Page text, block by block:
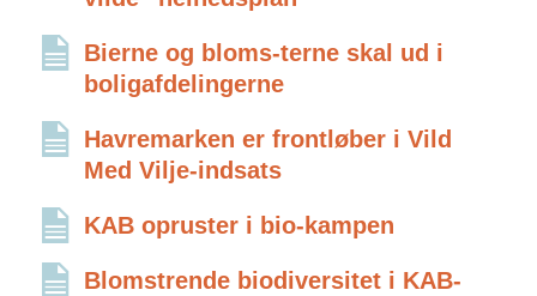
Bierne og bloms-terne skal ud i
boligafdelingerne
Havremarken er frontløber i Vild
Med Vilje-indsats
KAB opruster i bio-kampen
Blomstrende biodiversitet i KAB-